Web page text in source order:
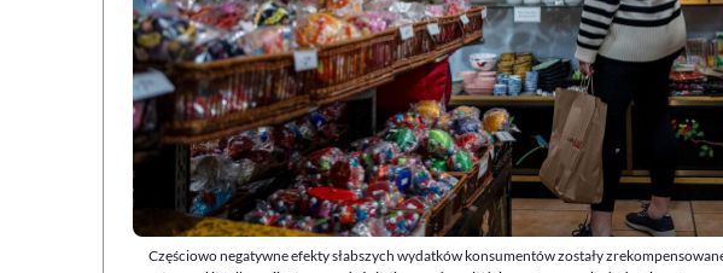
Częściowo negatywne efekty słabszych wydatków konsumentów zostały